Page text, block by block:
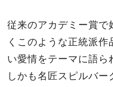
従来のアカデミー賞で
くこのような正統派
い愛情をテーマに語ら
しかも名匠スピルバ